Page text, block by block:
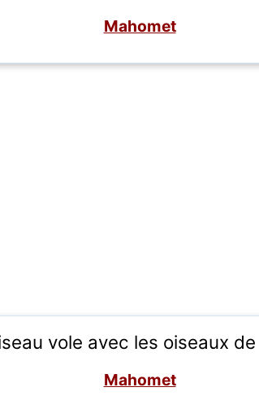
Mahomet
vole avec les oiseaux
Mahomet